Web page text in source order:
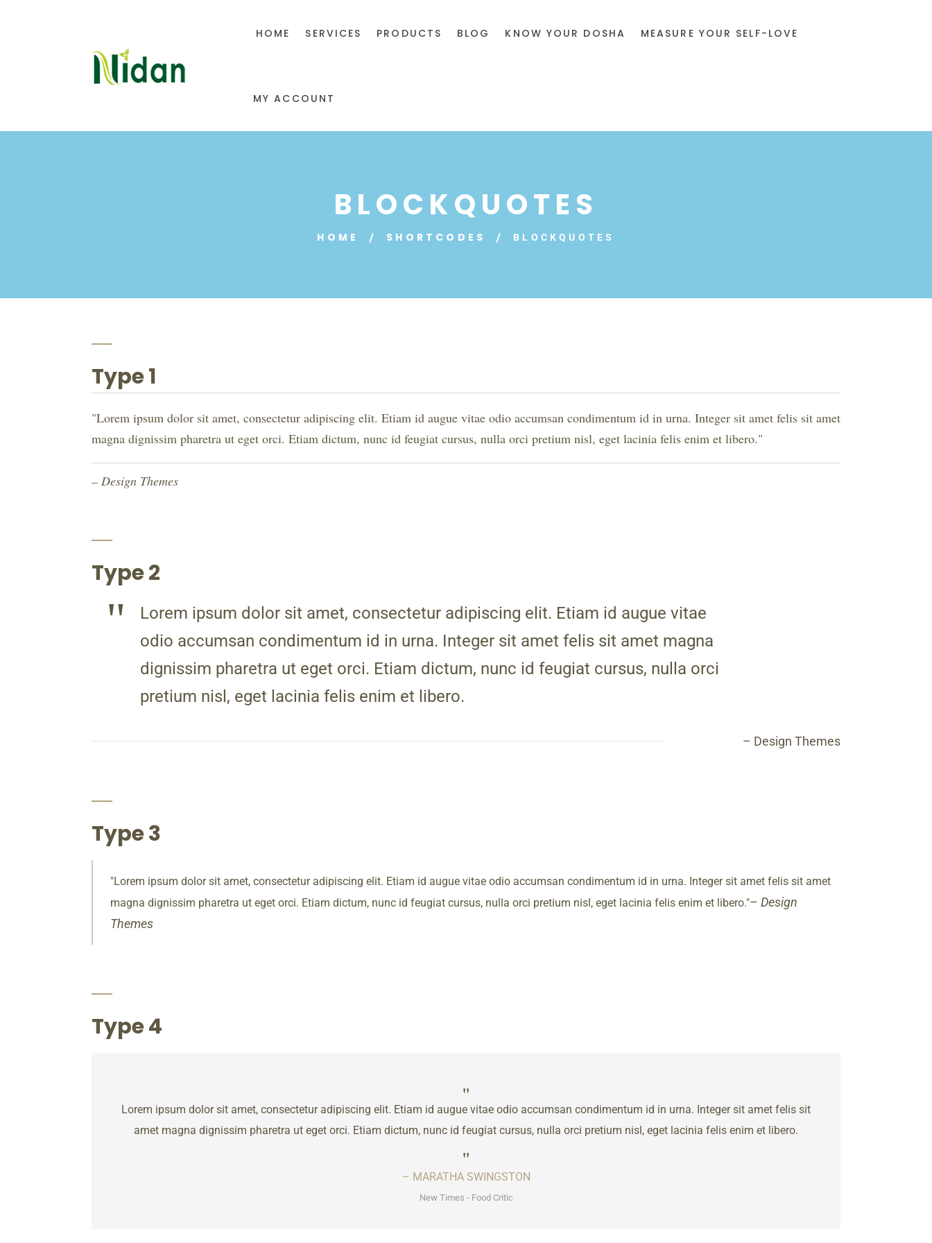
HOME SERVICES PRODUCTS BLOG KNOW YOUR DOSHA MEASURE YOUR SELF-LOVE
MY ACCOUNT
BLOCKQUOTES
HOME SHORTCODES BLOCKQUOTES
Type 1
Lorem ipsum dolor sit amet, consectetur adipiscing elit. Etiam id augue vitae odio accumsan condimentum id in urna. Integer sit amet felis sit amet
magna dignissim pharetra ut eget orci. Etiam dictum, nunc id feugiat cursus, nulla orci pretium nisl, eget lacinia felis enim et libero.
– Design Themes
Type 2
Lorem ipsum dolor sit amet, consectetur adipiscing elit. Etiam id augue vitae
odio accumsan condimentum id in urna. Integer sit amet felis sit amet magna
dignissim pharetra ut eget orci. Etiam dictum, nunc id feugiat cursus, nulla orci
pretium nisl, eget lacinia felis enim et libero.
– Design Themes
Type 3
Lorem ipsum dolor sit amet, consectetur adipiscing elit. Etiam id augue vitae odio accumsan condimentum id in urna. Integer sit amet felis sit amet
magna dignissim pharetra ut eget orci. Etiam dictum, nunc id feugiat cursus, nulla orci pretium nisl, eget lacinia felis enim et libero. – Design
Themes
Type 4
Lorem ipsum dolor sit amet, consectetur adipiscing elit. Etiam id augue vitae odio accumsan condimentum id in urna. Integer sit amet felis sit
amet magna dignissim pharetra ut eget orci. Etiam dictum, nunc id feugiat cursus, nulla orci pretium nisl, eget lacinia felis enim et libero.
– MARATHA SWINGSTON
New Times - Food Critic